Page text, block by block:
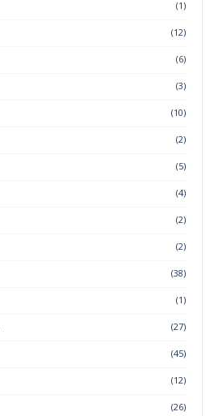
(1)
(12)
(6)
(3)
(10)
(2)
(5)
(4)
(2)
(2)
(38)
(1)
(27)
(45)
(12)
(26)